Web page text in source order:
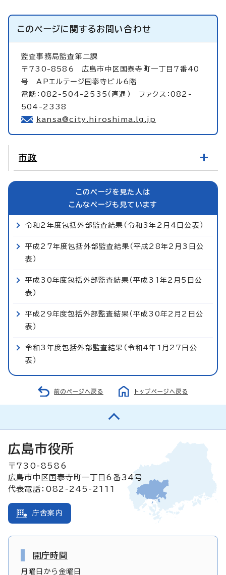
このページに関するお問い合わせ
監査事務局監査第二課
〒730-8586 広島市中区国泰寺町一丁目7番40
号 APエルテージ国泰寺ビル6階
電話：082-504-2535（直通） ファクス：082-
504-2338
kansa@city.hiroshima.lg.jp
市政
このページを見た人は
こんなページも見ています
令和2年度包括外部監査結果（令和3年2月4日公表）
平成27年度包括外部監査結果（平成28年2月3日公
表）
平成30年度包括外部監査結果（平成31年2月5日公
表）
平成29年度包括外部監査結果（平成30年2月2日公
表）
令和3年度包括外部監査結果（令和4年1月27日公
表）
前のページへ戻る トップページへ戻る
広島市役所
〒730-8586
広島市中区国泰寺町一丁目6番34号
代表電話：082-245-2111
庁舎案内
開庁時間
月曜日から金曜日